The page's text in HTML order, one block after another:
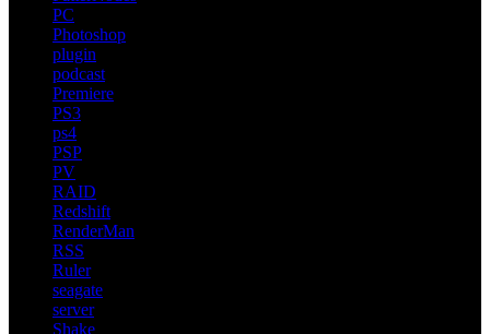
PC
Photoshop
plugin
podcast
Premiere
PS3
ps4
PSP
PV
RAID
Redshift
RenderMan
RSS
Ruler
seagate
server
Shake